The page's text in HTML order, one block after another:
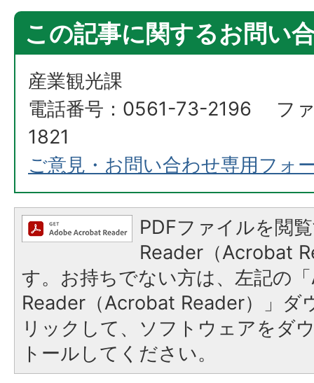
この記事に関するお問い
産業観光課
電話番号：0561-73-2196 フ
1821
ご意見・お問い合わせ専用フォ
PDFファイルを閲
Reader（Acrobat
す。お持ちでない方は、左記の
Reader（Acrobat Reader）」ダ
リックして、ソフトウェアをダ
トールしてください。